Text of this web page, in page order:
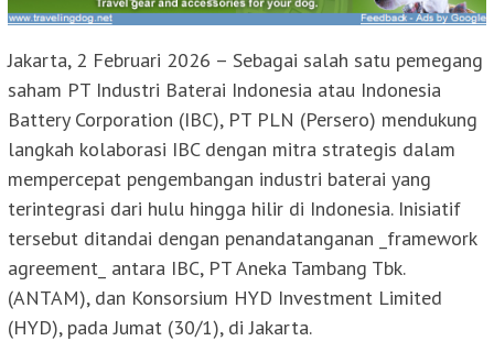
Jakarta, 2 Februari 2026 – Sebagai salah satu pemegang
saham PT Industri Baterai Indonesia atau Indonesia
Battery Corporation (IBC), PT PLN (Persero) mendukung
langkah kolaborasi IBC dengan mitra strategis dalam
mempercepat pengembangan industri baterai yang
terintegrasi dari hulu hingga hilir di Indonesia. Inisiatif
tersebut ditandai dengan penandatanganan _framework
agreement_ antara IBC, PT Aneka Tambang Tbk.
(ANTAM), dan Konsorsium HYD Investment Limited
(HYD), pada Jumat (30/1), di Jakarta.